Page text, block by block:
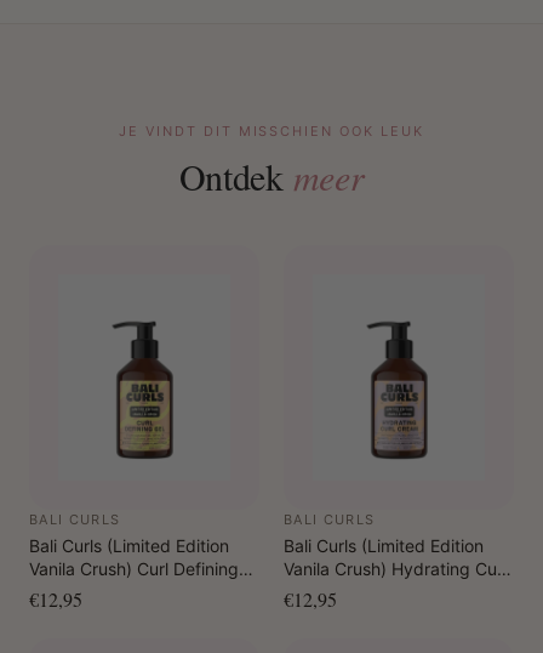
JE VINDT DIT MISSCHIEN OOK LEUK
Ontdek meer
BALI CURLS
Bali Curls (Limited Edition
Vanila Crush) Curl Defining
Gel 150 ml
€12,95
BALI CURLS
Bali Curls (Limited Edition
Vanila Crush) Hydrating Curl
Cream 150 ml
€12,95